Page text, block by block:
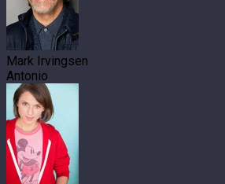
Mark Irvingsen
Antonio